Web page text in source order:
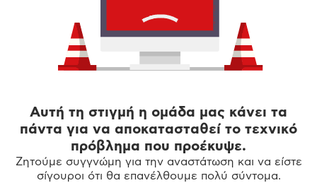
Αυτή τη στιγμή η ομάδα μας κάνει τα
πάντα για να αποκατασταθεί το τεχνικό
πρόβλημα που προέκυψε.
Ζητούμε συγγνώμη για την αναστάτωση και να είστε
σίγουροι ότι θα επανέλθουμε πολύ σύντομα.